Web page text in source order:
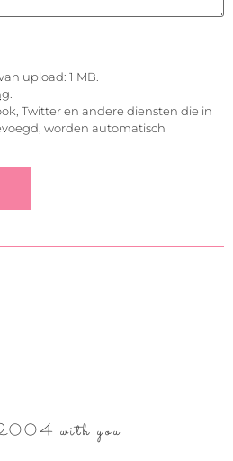
upload: 1 MB.
Twitter en andere diensten die in
worden automatisch
with you